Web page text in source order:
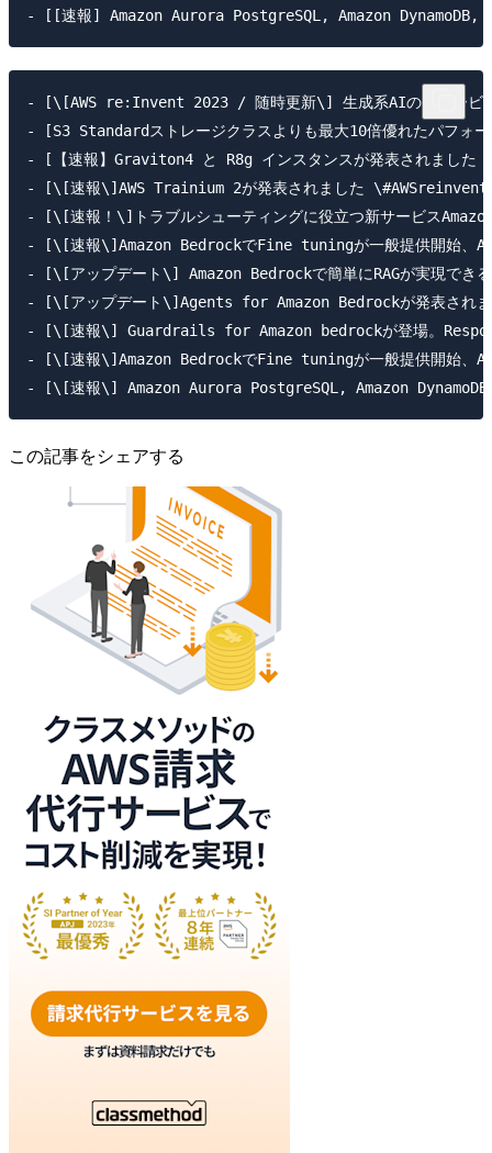
- [\[AWS re:Invent 2023 / 随時更新\] 生成系AIの新サー
- [S3 Standardストレージクラスよりも最大10倍優れたパ
- [【速報】Graviton4 と R8g インスタンスが発表され
- [\[速報\]AWS Trainium 2が発表されました
- [\[速報！\]トラブルシューティングに役立つ新サービス
- [\[速報\]Amazon BedrockでFine tuningが一般提供開始
- [\[アップデート\] Amazon Bedrockで簡単にRAGが実現
- [\[アップデート\]Agents for Amazon Bedrockが発表
- [\[速報\] Guardrails for Amazon bedrockが登場。
- [\[速報\]Amazon BedrockでFine tuningが一般提供開始
この記事をシェアする